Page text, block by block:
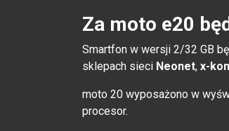
Za moto e20
Smartfon w wersji 2/32 GB
sklepach sieci Neonet, x-
moto 20 wyposażono w
procesor.